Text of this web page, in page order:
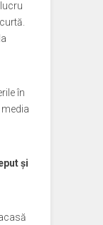
în
și